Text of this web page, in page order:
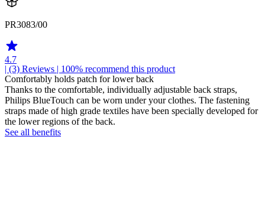
PR3083/00
4.7
| (3) Reviews | 100% recommend this product
Comfortably holds patch for lower back
Thanks to the comfortable, individually adjustable back straps,
Philips BlueTouch can be worn under your clothes. The fastening
straps made of high grade textiles have been specially developed for
the lower regions of the back.
See all benefits